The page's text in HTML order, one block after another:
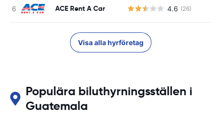
ACE Rent A Car 4.6 (26)
Visa alla hyrföretag
Populära biluthyrningsställen i
Guatemala